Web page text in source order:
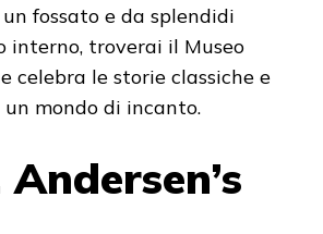
fossato e da splendidi
interno, troverai il Museo
celebra le storie classiche e
mondo di incanto.
Andersen’s